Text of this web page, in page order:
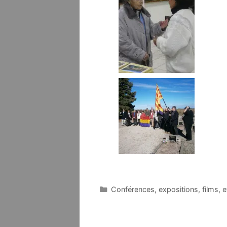
Catégories
Conférences, expositions, films,